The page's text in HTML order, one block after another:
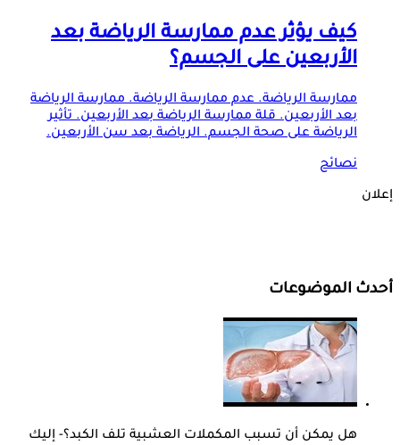
كيف يؤثر عدم ممارسة الرياضة بعد
الأربعين على الجسم؟
ممارسة الرياضة. عدم ممارسة الرياضة. ممارسة الرياضة
بعد الأربعين. قلة ممارسة الرياضة بعد الأربعين. تأثير
الرياضة على صحة الجسم. الرياضة بعد سن الأربعين.
نصائح
إعلان
أحدث الموضوعات
هل يمكن أن تسبب المكملات العشبية تلف الكبد؟- إليك